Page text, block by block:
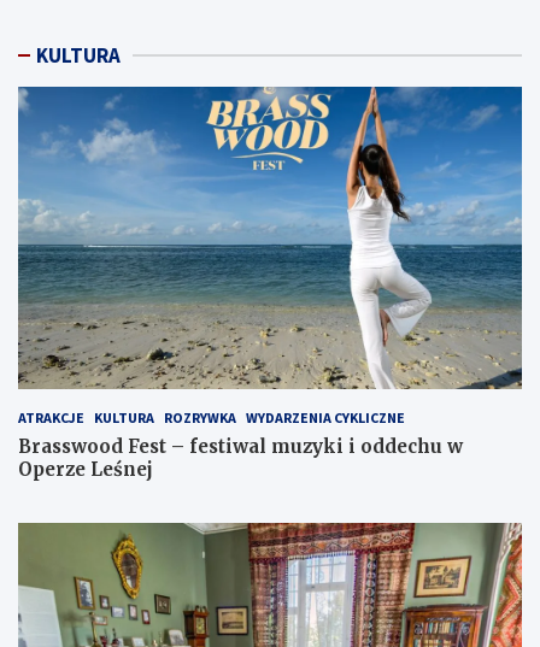
KULTURA
ATRAKCJE KULTURA ROZRYWKA WYDARZENIA CYKLICZNE
Brasswood Fest – festiwal muzyki i oddechu w
Operze Leśnej